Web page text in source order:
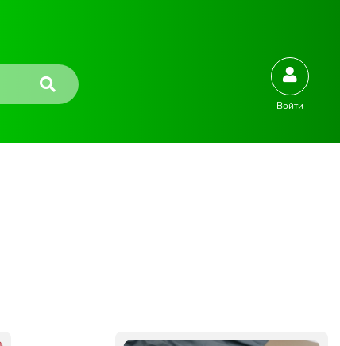
Войти